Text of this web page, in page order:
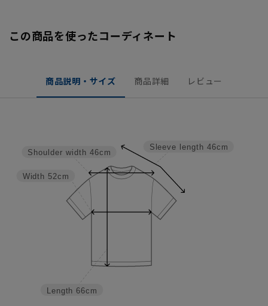
この商品を使ったコーディネート
商品説明・サイズ 商品詳細 レビュー
Sleeve length 46cm
Length 66cm
Width 52cm
Shoulder width 46cm